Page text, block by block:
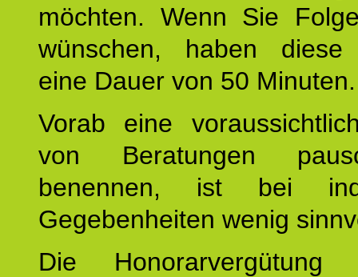
möchten. Wenn Sie
wünschen, haben diese
eine Dauer von 50 Minuten.
Vorab eine
von Beratungen
benennen, ist bei
Gegebenheiten wenig
Die